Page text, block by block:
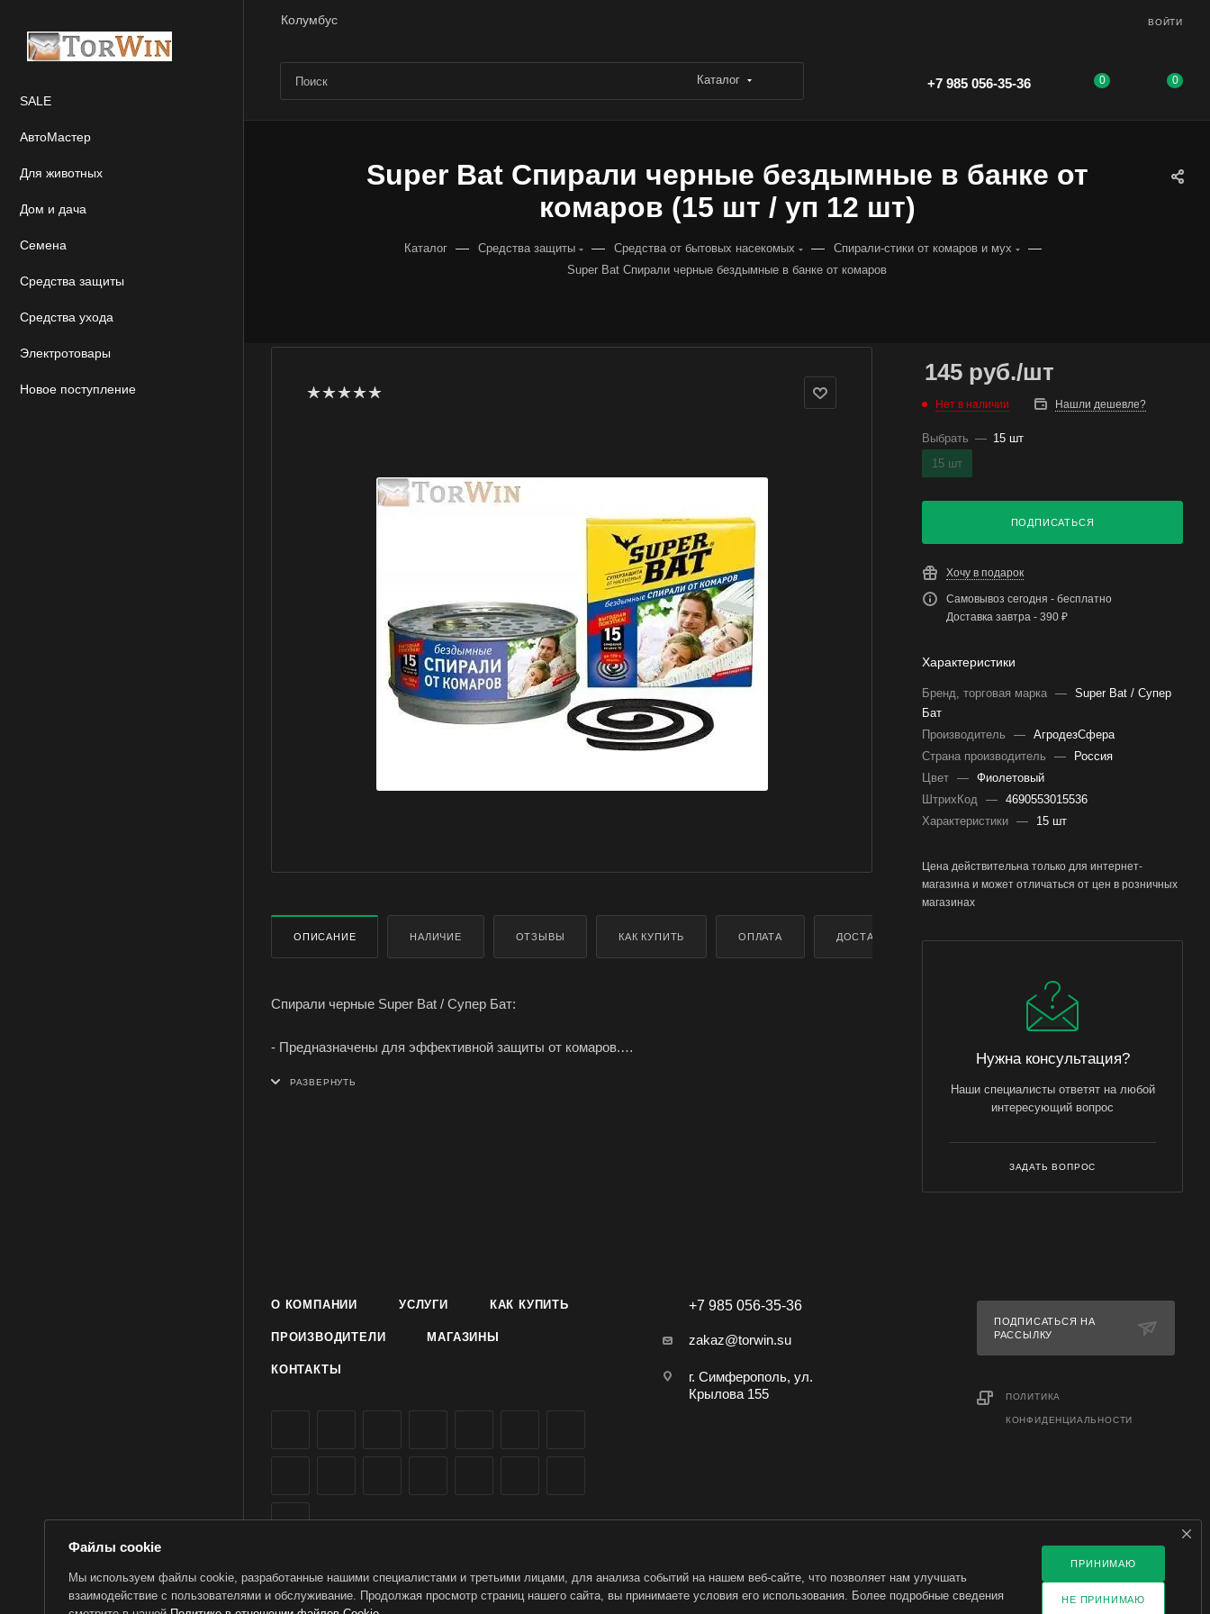
Колумбус ВОЙТИ
Каталог +7 985 056-35-36 0 0
SALE
АвтоМастер
Для животных
Дом и дача
Семена
Средства защиты
Средства ухода
Электротовары
Новое поступление
Super Bat Спирали черные бездымные в банке от
комаров (15 шт / уп 12 шт)
Каталог — Средства защиты — Средства от бытовых насекомых — Спирали-стики от комаров и мух —
Super Bat Спирали черные бездымные в банке от комаров
ОПИСАНИЕ НАЛИЧИЕ ОТЗЫВЫ КАК КУПИТЬ ОПЛАТА ДОСТАВКА
Спирали черные Super Bat / Супер Бат:
- Предназначены для эффективной защиты от комаров.
- Применяются как на открытом воздухе, так и в помещении.
оставшуюся спираль в банку для дальнейшего использования.
145 руб./шт
Нет в наличии Нашли дешевле?
Выбрать — 15 шт
15 шт
ПОДПИСАТЬСЯ
Хочу в подарок
Самовывоз сегодня - бесплатно
Доставка завтра - 390 ₽
Характеристики
Бренд, торговая марка — Super Bat / Супер
Бат
Производитель
— АгродезСфера
Страна производитель
—
Россия
Цвет — Фиолетовый
ШтрихКод — 4690553015536
Характеристики — 15 шт
Цена действительна только для интернет-
магазина и может отличаться от цен в розничных
магазинах
Нужна консультация?
Наши специалисты ответят на любой
интересующий вопрос
ЗАДАТЬ ВОПРОС
О КОМПАНИИ УСЛУГИ КАК КУПИТЬ
ПРОИЗВОДИТЕЛИ МАГАЗИНЫ
КОНТАКТЫ
+7 985 056-35-36
zakaz@torwin.su
г. Симферополь, ул.
Крылова 155
ПОДПИСАТЬСЯ НА
РАССЫЛКУ
ПОЛИТИКА
КОНФИДЕНЦИАЛЬНОСТИ
2026 © TorWin – интернет-магазин
Файлы cookie
Мы используем файлы cookie, разработанные нашими специалистами и третьими лицами, для анализа событий на нашем веб-сайте, что позволяет нам улучшать
взаимодействие с пользователями и обслуживание. Продолжая просмотр страниц нашего сайта, вы принимаете условия его использования. Более подробные сведения
ПРИНИМАЮ
НЕ ПРИНИМАЮ